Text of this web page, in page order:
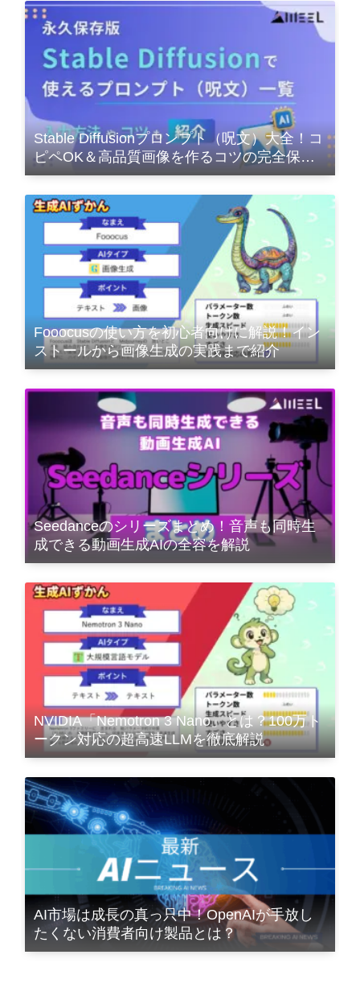
Stable Diffusionプロンプト（呪文）大全！コ
ピペOK＆高品質画像を作るコツの完全保存
版
Fooocusの使い方を初心者向けに解説！イン
ストールから画像生成の実践まで紹介
Seedanceのシリーズまとめ！音声も同時生
成できる動画生成AIの全容を解説
NVIDIA「Nemotron 3 Nano」とは？100万ト
ークン対応の超高速LLMを徹底解説
AI市場は成長の真っ只中！OpenAIが手放し
たくない消費者向け製品とは？